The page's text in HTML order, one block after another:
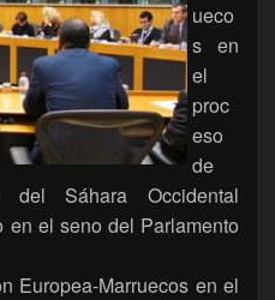
ueco
s en
el
proc
eso
de
del Sáhara Occidental
en el seno del Parlamento
Europea-Marruecos en el